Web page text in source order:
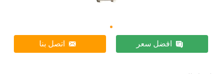
افضل سعر اتصل بنا